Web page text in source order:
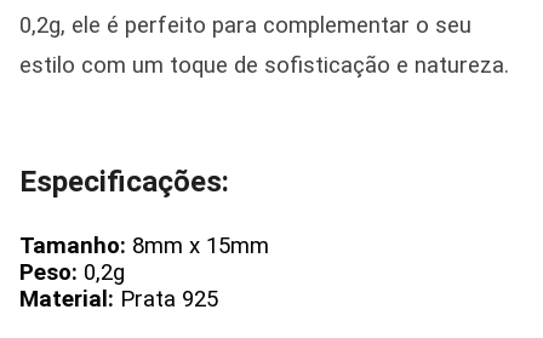
0,2g, ele é perfeito para complementar o seu
estilo com um toque de sofisticação e natureza.
Especificações:
Tamanho: 8mm x 15mm
Peso: 0,2g
Material: Prata 925